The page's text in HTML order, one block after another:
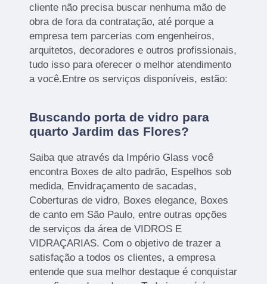
cliente não precisa buscar nenhuma mão de
obra de fora da contratação, até porque a
empresa tem parcerias com engenheiros,
arquitetos, decoradores e outros profissionais,
tudo isso para oferecer o melhor atendimento
a você.Entre os serviços disponíveis, estão:
Buscando porta de vidro para
quarto Jardim das Flores?
Saiba que através da Império Glass você
encontra Boxes de alto padrão, Espelhos sob
medida, Envidraçamento de sacadas,
Coberturas de vidro, Boxes elegance, Boxes
de canto em São Paulo, entre outras opções
de serviços da área de VIDROS E
VIDRAÇARIAS. Com o objetivo de trazer a
satisfação a todos os clientes, a empresa
entende que sua melhor destaque é conquistar